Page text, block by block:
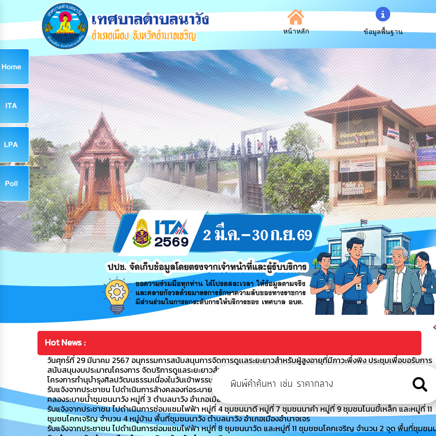
หน้าหลัก ข้อมูลพื้นฐาน
Hot News :
วันศุกร์ที่ 29 มีนาคม 2567 อนุกรรมการสนับสนุนการจัดการดูเเลระยะยาวสำหรับผู้สูงอายุที่มีภาวะพึ่งพิง ประชุมเพื่อขอรับการ
สนับสนุนงบประมาณโครงการ จัดบริการดูแลระยะยาวสำหรับผู้สูงอายุที่มีภาวะพึ่งพิงและบุค
โครงการทำนุบำรุงศิลปวัฒนธรรมเนื่องในวันเข้าพรรษา ประจำปีงบประมาณ พ.ศ. 2569
รับแจ้งจากประชาชน ไปดำเนินการล้างคลองท่อระบายน้ำ เจ้าหน้าที่สำนักงานเทศบาลตำบลนาวัง กองช่าง ร่วมพัฒนาแก้ไขล้าง
คลองระบายน้ำชุมชนนาวัง หมู่ที่ 3 ตำบลนาวัง อำเภอเมืองอำนาจเจริญ จังหวัดอำนาจเจริญ
รับแจ้งจากประชาชน ไปดำเนินการซ่อมแซมไฟฟ้า หมู่ที่ 4 ชุมชนนาดี หมู่ที่ 7 ชุมชนนาคำ หมู่ที่ 9 ชุมชนโนนขี้เหล็ก และหมู่ที่ 11
ชุมชนโคกเจริญ จำนวน 4 หมู่บ้าน พื้นที่ชุมชนนาวัง ตำบลนาวัง อำเภอเมืองอำนาจเจร
รับแจ้งจากประชาชน ไปดำเนินการซ่อมแซมไฟฟ้า หมู่ที่ 8 ชุมชนนาวัด และหมู่ที่ 11 ชุมชชนโคกเจริญ จำนวน 2 จุด พื้นที่ชุมชน